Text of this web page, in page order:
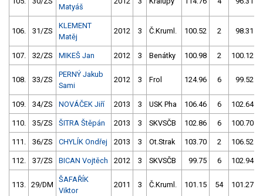
Matyáš
106. 31/ZS
KLEMENT
Matěj
2012 3 Č.Kruml. 100.52 2 98.31
107. 32/ZS MIKEŠ Jan 2012 3 Benátky 100.98 2 100.12
108. 33/ZS
PERNÝ Jakub
Sami
2012 3 Frol 124.96 6 99.52
109. 34/ZS NOVÁČEK Jiří 2013 3 USK Pha 106.46 6 102.64
110. 35/ZS ŠITRA Štěpán 2013 3 SKVSČB 102.86 6 100.70
111. 36/ZS CHYLÍK Ondřej 2013 3 Ot.Strak 103.70 2 106.52
112. 37/ZS BICAN Vojtěch 2012 3 SKVSČB 99.75 6 102.94
113. 29/DM
ŠAFAŘÍK
Viktor
2011 3 Č.Kruml. 101.15 54 101.27